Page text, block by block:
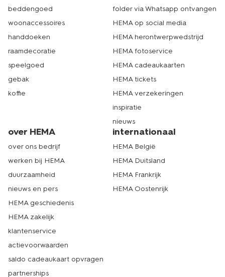
beddengoed
woonaccessoires
handdoeken
raamdecoratie
speelgoed
gebak
koffie
folder via Whatsapp ontvangen
HEMA op social media
HEMA herontwerpwedstrijd
HEMA fotoservice
HEMA cadeaukaarten
HEMA tickets
HEMA verzekeringen
inspiratie
nieuws
over HEMA
over ons bedrijf
werken bij HEMA
duurzaamheid
nieuws en pers
HEMA geschiedenis
HEMA zakelijk
klantenservice
actievoorwaarden
saldo cadeaukaart opvragen
partnerships
internationaal
HEMA België
HEMA Duitsland
HEMA Frankrijk
HEMA Oostenrijk